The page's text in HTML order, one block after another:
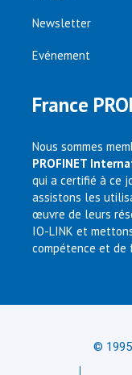
Newsletter
Evénement
France
Nous sommes
PROFINET
qui a certifié à ce
assistons les
œuvre de leurs
IO-LINK et
compétence et de
©